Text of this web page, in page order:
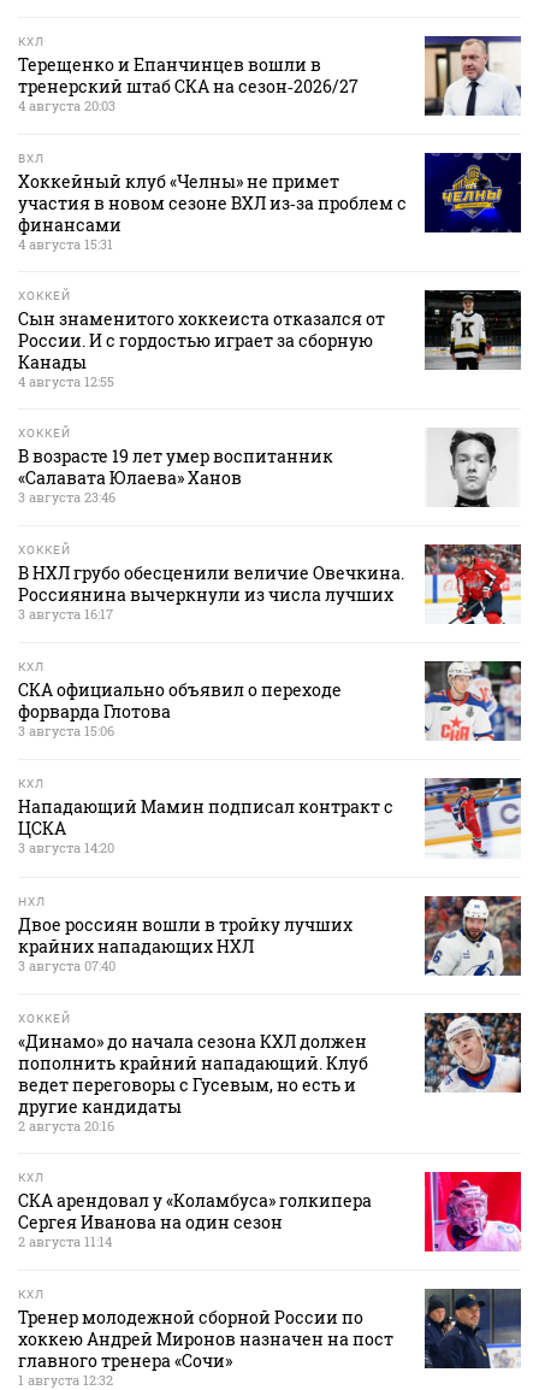
КХЛ
Терещенко и Епанчинцев вошли в
тренерский штаб СКА на сезон‑2026/27
4 августа 20:03
ВХЛ
Хоккейный клуб «Челны» не примет
участия в новом сезоне ВХЛ из‑за проблем с
финансами
4 августа 15:31
ХОККЕЙ
Сын знаменитого хоккеиста отказался от
России. И с гордостью играет за сборную
Канады
4 августа 12:55
ХОККЕЙ
В возрасте 19 лет умер воспитанник
«Салавата Юлаева» Ханов
3 августа 23:46
ХОККЕЙ
В НХЛ грубо обесценили величие Овечкина.
Россиянина вычеркнули из числа лучших
3 августа 16:17
КХЛ
СКА официально объявил о переходе
форварда Глотова
3 августа 15:06
КХЛ
Нападающий Мамин подписал контракт с
ЦСКА
3 августа 14:20
НХЛ
Двое россиян вошли в тройку лучших
крайних нападающих НХЛ
3 августа 07:40
ХОККЕЙ
«Динамо» до начала сезона КХЛ должен
пополнить крайний нападающий. Клуб
ведет переговоры с Гусевым, но есть и
другие кандидаты
2 августа 20:16
КХЛ
СКА арендовал у «Коламбуса» голкипера
Сергея Иванова на один сезон
2 августа 11:14
КХЛ
Тренер молодежной сборной России по
хоккею Андрей Миронов назначен на пост
главного тренера «Сочи»
1 августа 12:32